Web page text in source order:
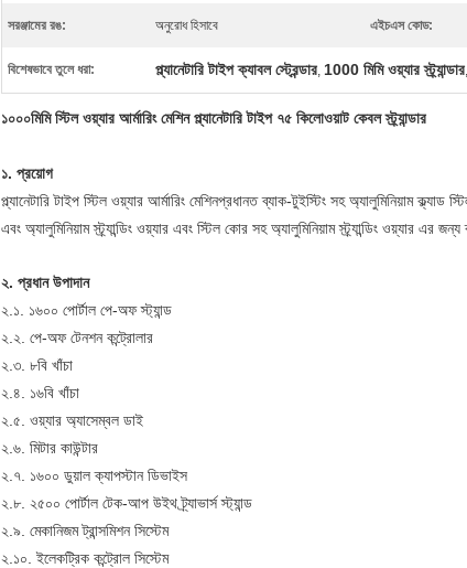
সরঞ্জামের রঙ: অনুরোধ হিসাবে এইচএস কোড:
বিশেষভাবে তুলে ধরা: প্ল্যানেটারি টাইপ ক্যাবল স্ট্রেন্ডার, 1000 মিমি ওয়্যার স্ট্র্যান্ডার,
১০০০মিমি স্টিল ওয়্যার আর্মারিং মেশিন প্ল্যানেটারি টাইপ ৭৫ কিলোওয়াট কেবল স্ট্র্যান্ডার
১. প্রয়োগ
প্ল্যানেটারি টাইপ স্টিল ওয়্যার আর্মারিং মেশিনপ্রধানত ব্যাক-টুইস্টিং সহ অ্যালুমিনিয়াম ক্ল্যাড
এবং অ্যালুমিনিয়াম স্ট্র্যান্ডিং ওয়্যার এবং স্টিল কোর সহ অ্যালুমিনিয়াম স্ট্র্যান্ডিং ওয়্যার এর
২. প্রধান উপাদান
২.১. ১৬০০ পোর্টাল পে-অফ স্ট্যান্ড
২.২. পে-অফ টেনশন কন্ট্রোলার
২.৩. ৮বি খাঁচা
২.৪. ১৬বি খাঁচা
২.৫. ওয়্যার অ্যাসেম্বল ডাই
২.৬. মিটার কাউন্টার
২.৭. ১৬০০ ডুয়াল ক্যাপস্টান ডিভাইস
২.৮. ২৫০০ পোর্টাল টেক-আপ উইথ ট্র্যাভার্স স্ট্যান্ড
২.৯. মেকানিজম ট্রান্সমিশন সিস্টেম
২.১০. ইলেকট্রিক কন্ট্রোল সিস্টেম